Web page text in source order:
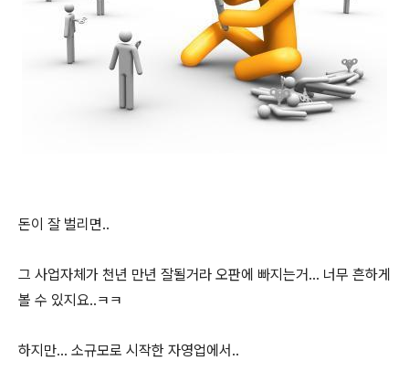
돈이 잘 벌리면..
그 사업자체가 천년 만년 잘될거라 오판에 빠지는거... 너무 흔하게
볼 수 있지요..ㅋㅋ
하지만... 소규모로 시작한 자영업에서..